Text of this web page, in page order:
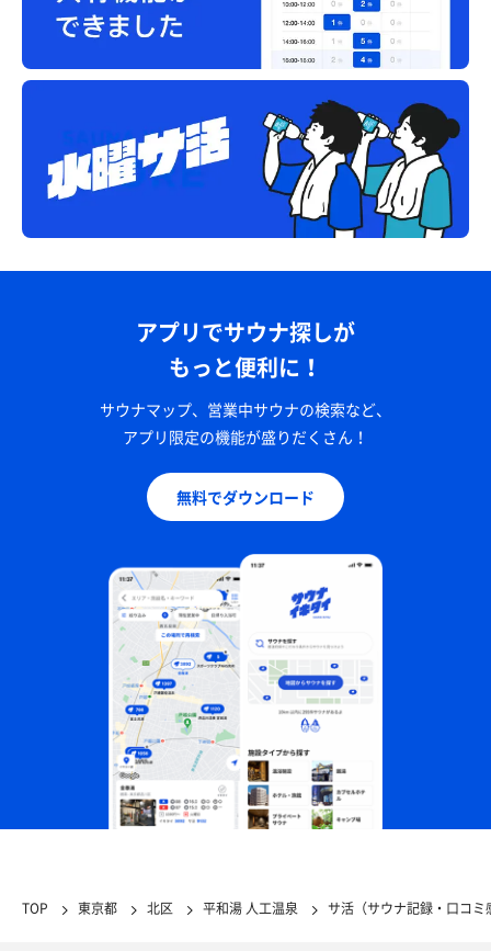
アプリでサウナ探しが
もっと便利に！
サウナマップ、営業中サウナの検索など、
アプリ限定の機能が盛りだくさん！
無料でダウンロード
TOP 東京都 北区 平和湯 人工温泉 サ活（サウナ記録・口コミ